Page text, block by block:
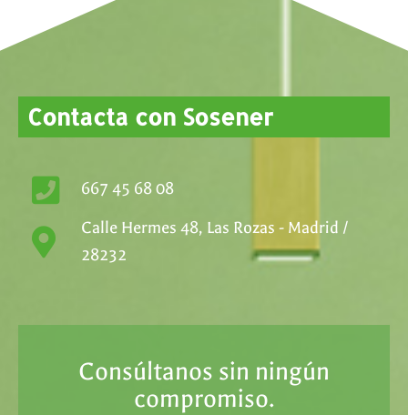
Contacta con Sosener
667 45 68 08
Calle Hermes 48, Las Rozas - Madrid /
28232
Consúltanos sin ningún
compromiso.